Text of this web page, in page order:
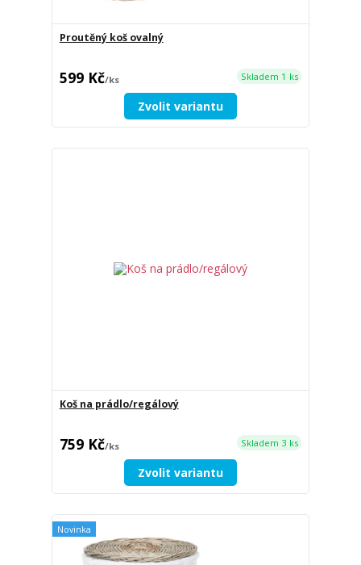
Proutěný koš ovalný
599 Kč/ks Skladem 1 ks
Zvolit variantu
Koš na prádlo/regálový
759 Kč/ks Skladem 3 ks
Zvolit variantu
Novinka